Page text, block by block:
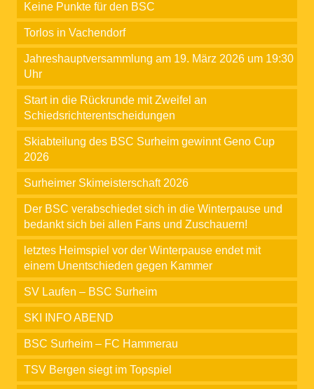
Keine Punkte für den BSC
Torlos in Vachendorf
Jahreshauptversammlung am 19. März 2026 um 19:30
Uhr
Start in die Rückrunde mit Zweifel an
Schiedsrichterentscheidungen
Skiabteilung des BSC Surheim gewinnt Geno Cup
2026
Surheimer Skimeisterschaft 2026
Der BSC verabschiedet sich in die Winterpause und
bedankt sich bei allen Fans und Zuschauern!
letztes Heimspiel vor der Winterpause endet mit
einem Unentschieden gegen Kammer
SV Laufen – BSC Surheim
SKI INFO ABEND
BSC Surheim – FC Hammerau
TSV Bergen siegt im Topspiel